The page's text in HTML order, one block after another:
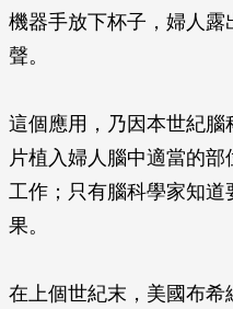
機器手放下杯子，婦人
聲。
這個應用，乃因本世紀
片植入婦人腦中適當的
工作；只有腦科學家知
果。
在上個世紀末，美國布